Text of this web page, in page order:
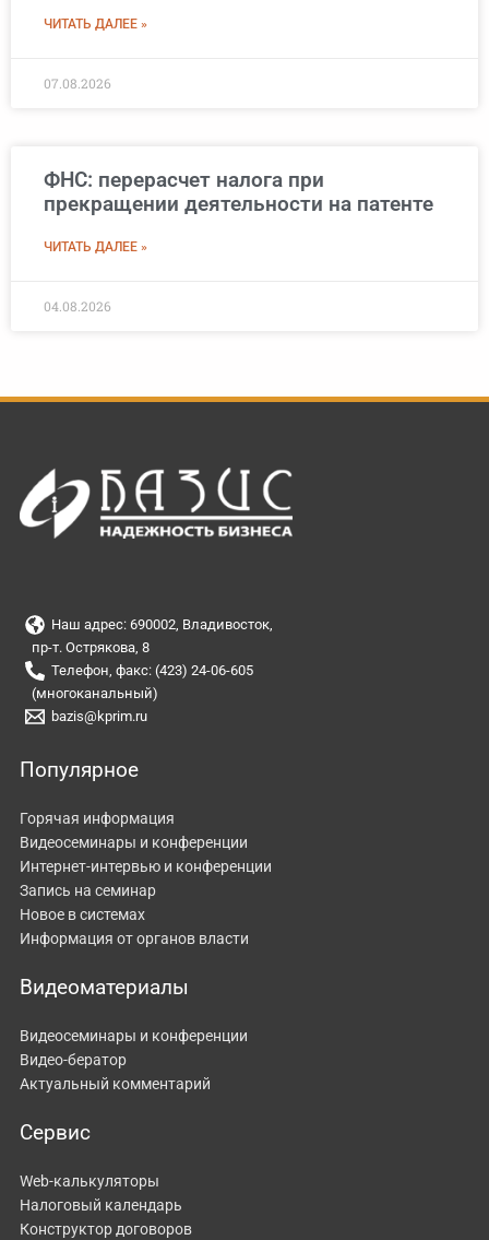
ЧИТАТЬ ДАЛЕЕ »
07.08.2026
ФНС: перерасчет налога при
прекращении деятельности на патенте
ЧИТАТЬ ДАЛЕЕ »
04.08.2026
Наш адрес: 690002, Владивосток,
пр-т. Острякова, 8
Телефон, факс: (423) 24-06-605
(многоканальный)
bazis@kprim.ru
Популярное
Горячая информация
Видеосеминары и конференции
Интернет-интервью и конференции
Запись на семинар
Новое в системах
Информация от органов власти
Видеоматериалы
Видеосеминары и конференции
Видео-бератор
Актуальный комментарий
Сервис
Web-калькуляторы
Налоговый календарь
Конструктор договоров